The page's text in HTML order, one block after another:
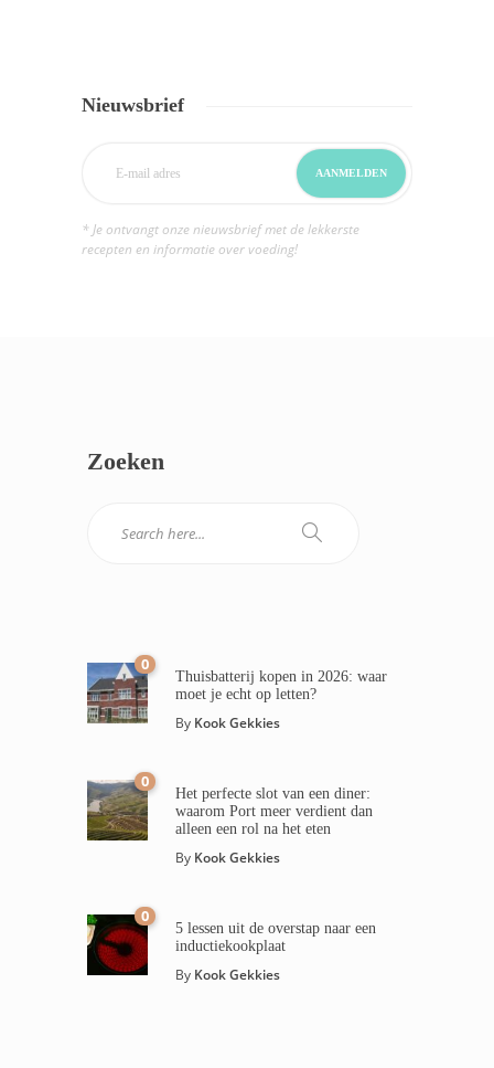
Nieuwsbrief
* Je ontvangt onze nieuwsbrief met de lekkerste
recepten en informatie over voeding!
Zoeken
0
Thuisbatterij kopen in 2026: waar
moet je echt op letten?
By Kook Gekkies
0
Het perfecte slot van een diner:
waarom Port meer verdient dan
alleen een rol na het eten
By Kook Gekkies
0
5 lessen uit de overstap naar een
inductiekookplaat
By Kook Gekkies